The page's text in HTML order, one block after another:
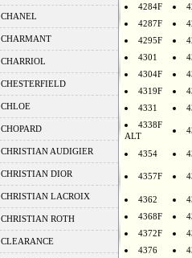
CHANEL
CHARMANT
CHARRIOL
CHESTERFIELD
CHLOE
CHOPARD
CHRISTIAN AUDIGIER
CHRISTIAN DIOR
CHRISTIAN LACROIX
CHRISTIAN ROTH
CLEARANCE
4284F
4287F
4295F
4301
4304F
4319F
4331
4338F
ALT
4354
4357F
4362
4368F
4372F
4376